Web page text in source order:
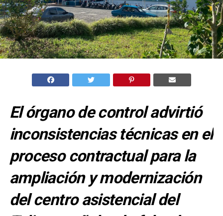
El órgano de control advirtió
inconsistencias técnicas en el
proceso contractual para la
ampliación y modernización
del centro asistencial del